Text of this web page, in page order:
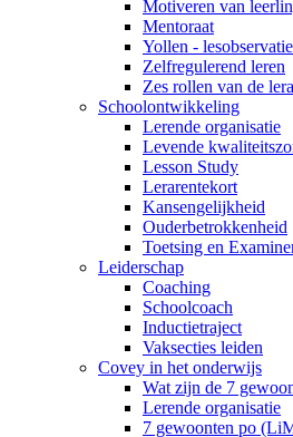
Motiveren van
Mentoraat
Yollen - lesobservatie
Zelfregulerend leren
Zes rollen van de
Schoolontwikkeling
Lerende organisatie
Levende
Lesson Study
Lerarentekort
Kansengelijkheid
Ouderbetrokkenheid
Toetsing en
Leiderschap
Coaching
Schoolcoach
Inductietraject
Vaksecties leiden
Covey in het onderwijs
Wat zijn de 7
Lerende organisatie
7 gewoonten po